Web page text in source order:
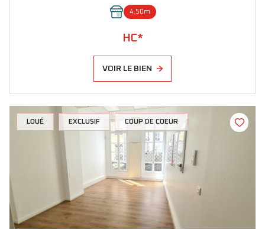
4.50m
HC*
VOIR LE BIEN
LOUÉ EXCLUSIF COUP DE COEUR